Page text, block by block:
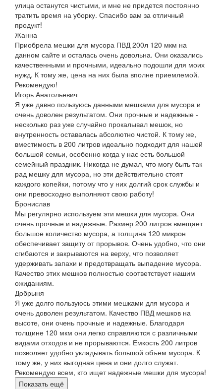
улица останутся чистыми, и мне не придется постоянно
тратить время на уборку. Спасибо вам за отличный
продукт!
Жанна
Приобрела мешки для мусора ПВД 200л 120 мкм на
данном сайте и осталась очень довольна. Они оказались
качественными и прочными, идеально подошли для моих
нужд. К тому же, цена на них была вполне приемлемой.
Рекомендую!
Игорь Анатольевич
Я уже давно пользуюсь данными мешками для мусора и
очень доволен результатом. Они прочные и надежные -
несколько раз уже случайно прокалывал мешок, но
внутренность оставалась абсолютно чистой. К тому же,
вместимость в 200 литров идеально подходит для нашей
большой семьи, особенно когда у нас есть большой
семейный праздник. Никогда не думал, что могу быть так
рад мешку для мусора, но эти действительно стоят
каждого копейки, потому что у них долгий срок службы и
они превосходно выполняют свою работу!
Бронислав
Мы регулярно используем эти мешки для мусора. Они
очень прочные и надежные. Размер 200 литров вмещает
большое количество мусора, а толщина 120 микрон
обеспечивает защиту от прорывов. Очень удобно, что они
сгибаются и закрываются на верху, что позволяет
удерживать запахи и предотвращать выпадение мусора.
Качество этих мешков полностью соответствует нашим
ожиданиям.
Добрыня
Я уже долго пользуюсь этими мешками для мусора и
очень доволен результатом. Качество ПВД мешков на
высоте, они очень прочные и надежные. Благодаря
толщине 120 мкм они легко справляются с различными
видами отходов и не прорываются. Емкость 200 литров
позволяет удобно укладывать большой объем мусора. К
тому же, у них выгодная цена и они долго служат.
Рекомендую всем, кто ищет надежные мешки для мусора!
Показать ещё